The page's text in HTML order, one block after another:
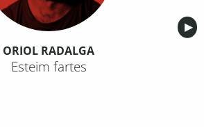
▶︎
ORIOL RADALGA
Esteim fartes